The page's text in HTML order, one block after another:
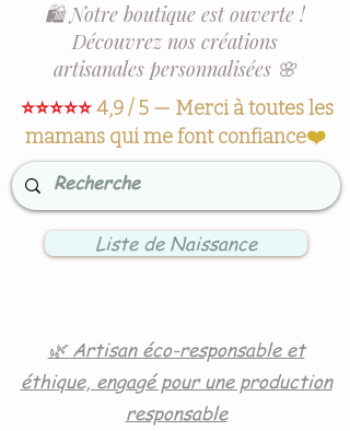
🛍️ Notre boutique est ouverte !
Découvrez nos créations
artisanales personnalisées 🌸
⭐⭐⭐⭐⭐4,9 / 5 — Merci à toutes les
mamans qui me font confiance❤️
Liste de Naissance
🌿 Artisan éco-responsable et
éthique, engagé pour une production
responsable